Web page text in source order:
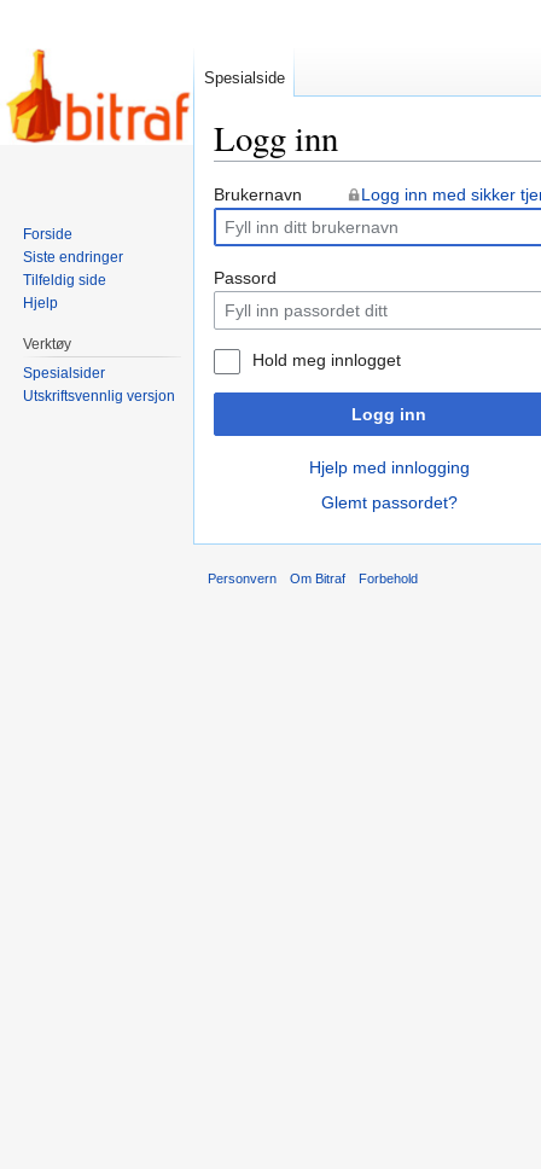
Logg inn
Hopp
navigering
Hopp
søk
Brukernavn Logg inn med sikker
Passord
Hold meg innlogget
Logg inn
Hjelp med innlogging
Glemt passordet?
Spesialside
Forside
Siste endringer
Tilfeldig side
Hjelp
Verktøy
Spesialsider
Utskriftsvennlig versjon
Personvern Om Bitraf Forbehold